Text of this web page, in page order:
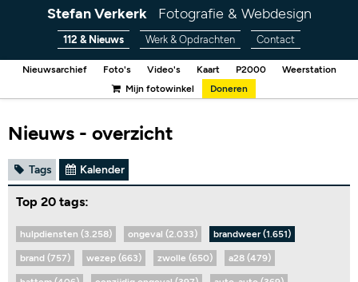
Stefan Verkerk Fotografie & Webdesign
112 & Nieuws Werk & Opdrachten Contact
Nieuwsarchief Foto's Video's Kaart P2000
Weerstation
Mijn fotowinkel
Doneren
Nieuws - overzicht
Tags Kalender
Top 20 tags:
hulpdiensten (3.258) ongeval (2.033) brandweer (1.651)
brand (757) wezep (663) zwolle (650) a28 (479)